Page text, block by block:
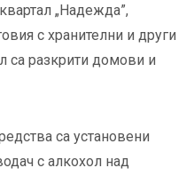
„Надежда”,
с хранителни и други
са разкрити домови и
са установени
с алкохол над